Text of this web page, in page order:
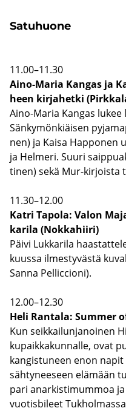
Sa­tu­huo­ne
11.00–11.30
Aino-​Maria Kan­gas ja
heen kir­ja­het­ki
Aino-​Maria Kan­gas
Sän­ky­mön­kiäi­sen
nen) ja Kaisa Hap­po­nen
ja Hel­me­ri. Suuri
ti­nen) sekä Mur-​
11.30–12.00
Katri Ta­po­la: Valon
ka­ri­la (Nok­ka­hii­ri)
Päivi Luk­ka­ri­la
kuus­sa il­mes­ty­väs­tä
Sanna Pel­liccio­ni).
12.00–12.30
Heli Ran­ta­la: Sum­mer
Kun seik­kai­lun­ja­noi­nen
ku­paik­ka­kun­nal­le, ovat
kan­gis­tu­neen enon
säh­ty­nee­seen elä­mään
pari anar­kis­ti­mum­moa
vuotisbileet